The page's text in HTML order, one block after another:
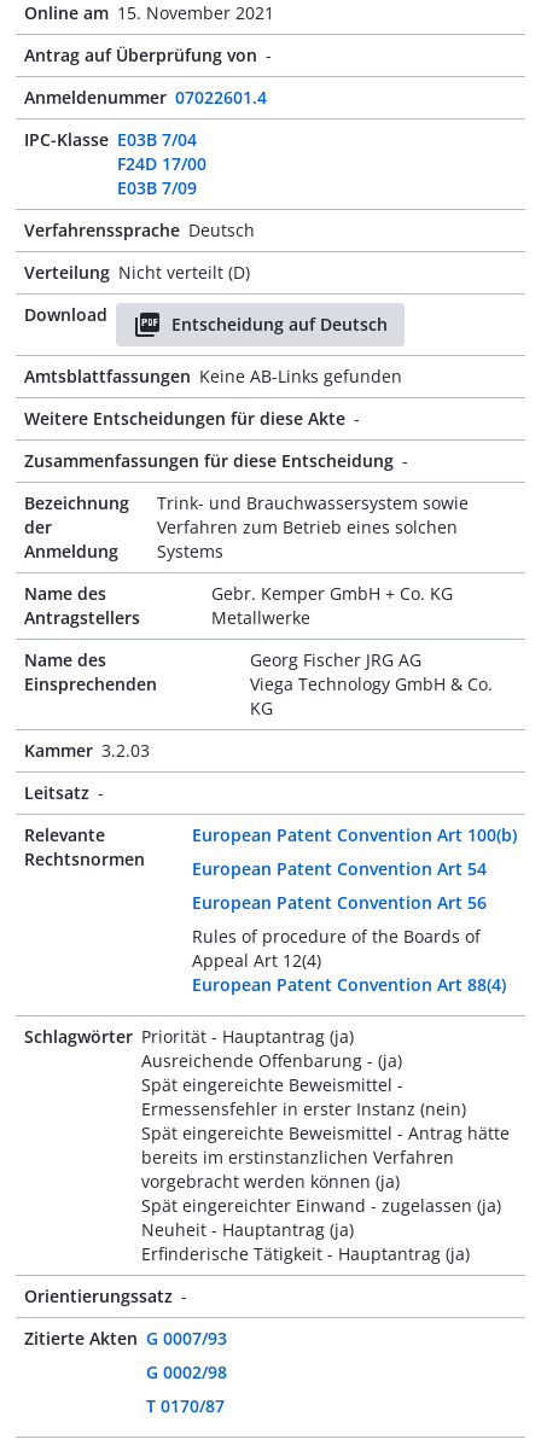
Online am 15. November 2021
Antrag auf Überprüfung von -
Anmeldenummer 07022601.4
IPC-Klasse E03B 7/04
F24D 17/00
E03B 7/09
Verfahrenssprache Deutsch
Verteilung Nicht verteilt (D)
Download
Entscheidung auf Deutsch
Amtsblattfassungen Keine AB-Links gefunden
Weitere Entscheidungen für diese Akte -
Zusammenfassungen für diese Entscheidung -
Bezeichnung
der
Anmeldung
Trink- und Brauchwassersystem sowie
Verfahren zum Betrieb eines solchen
Systems
Name des
Antragstellers
Gebr. Kemper GmbH + Co. KG
Metallwerke
Name des
Einsprechenden
Georg Fischer JRG AG
Viega Technology GmbH & Co.
KG
Kammer 3.2.03
Leitsatz -
Relevante
Rechtsnormen
European Patent Convention Art 100(b)
European Patent Convention Art 54
European Patent Convention Art 56
Rules of procedure of the Boards of
Appeal Art 12(4)
European Patent Convention Art 88(4)
Schlagwörter Priorität - Hauptantrag (ja)
Ausreichende Offenbarung - (ja)
Spät eingereichte Beweismittel -
Ermessensfehler in erster Instanz (nein)
Spät eingereichte Beweismittel - Antrag hätte
bereits im erstinstanzlichen Verfahren
vorgebracht werden können (ja)
Spät eingereichter Einwand - zugelassen (ja)
Neuheit - Hauptantrag (ja)
Erfinderische Tätigkeit - Hauptantrag (ja)
Orientierungssatz -
Zitierte Akten G 0007/93
G 0002/98
T 0170/87